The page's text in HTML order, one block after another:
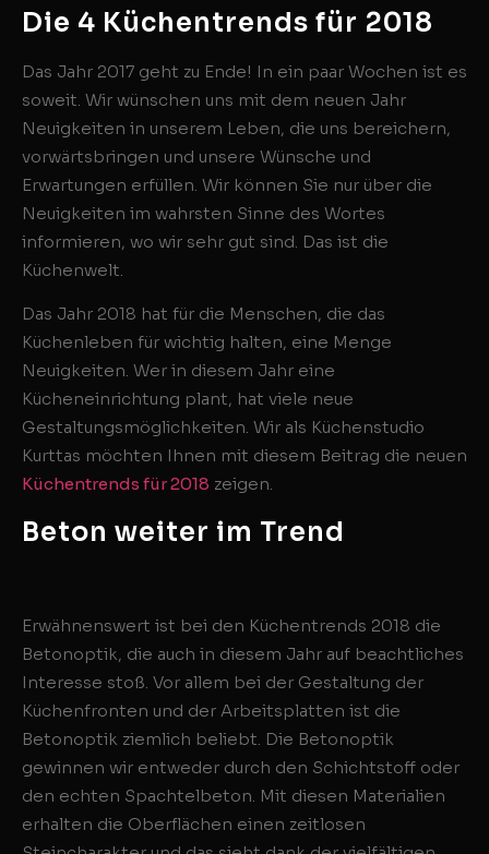
Die 4 Küchentrends für 2018
Das Jahr 2017 geht zu Ende! In ein paar Wochen ist es
soweit. Wir wünschen uns mit dem neuen Jahr
Neuigkeiten in unserem Leben, die uns bereichern,
vorwärtsbringen und unsere Wünsche und
Erwartungen erfüllen. Wir können Sie nur über die
Neuigkeiten im wahrsten Sinne des Wortes
informieren, wo wir sehr gut sind. Das ist die
Küchenwelt.
Das Jahr 2018 hat für die Menschen, die das
Küchenleben für wichtig halten, eine Menge
Neuigkeiten. Wer in diesem Jahr eine
Kücheneinrichtung plant, hat viele neue
Gestaltungsmöglichkeiten. Wir als Küchenstudio
Kurttas möchten Ihnen mit diesem Beitrag die neuen
Küchentrends für 2018 zeigen.
Beton weiter im Trend
Erwähnenswert ist bei den Küchentrends 2018 die
Betonoptik, die auch in diesem Jahr auf beachtliches
Interesse stoß. Vor allem bei der Gestaltung der
Küchenfronten und der Arbeitsplatten ist die
Betonoptik ziemlich beliebt. Die Betonoptik
gewinnen wir entweder durch den Schichtstoff oder
den echten Spachtelbeton. Mit diesen Materialien
erhalten die Oberflächen einen zeitlosen